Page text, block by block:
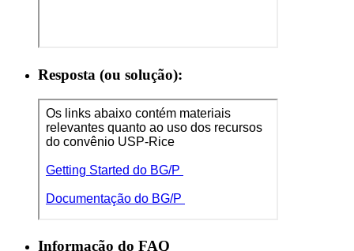
Resposta (ou solução):
Informação do FAQ